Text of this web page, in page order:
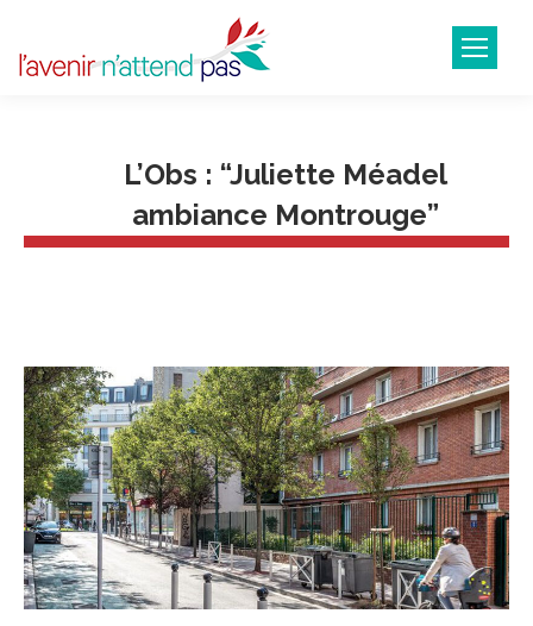
L’Obs : “Juliette Méadel
ambiance Montrouge”